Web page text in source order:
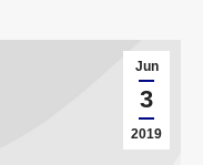
Jun
3
2019